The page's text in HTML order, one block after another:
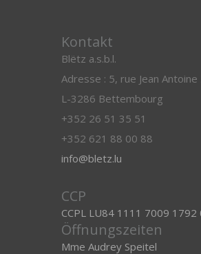
Kontakt
Blëtz a.s.b.l.
Adresse : 5, rue Jean Antoine
L-3286 Bettembourg
+352 26 51 35 51
+352 621 88 00 88
info@bletz.lu
CCP
CCPL LU84 1111 7009 1792
Öffnungszeiten
Mme Audrey Speitel